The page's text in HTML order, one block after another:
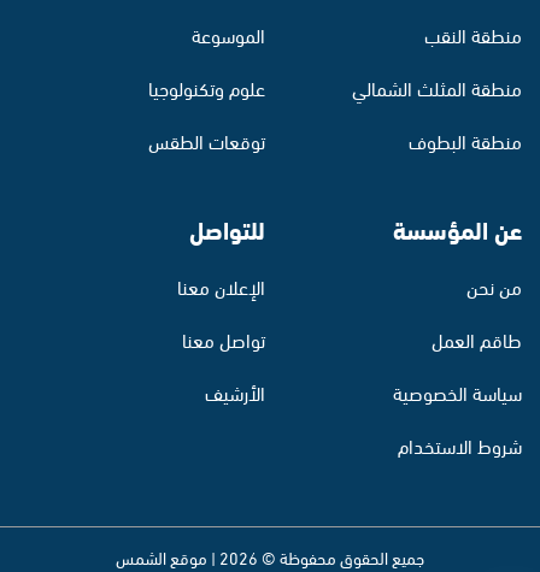
منطقة النقب
منطقة المثلث الشمالي
منطقة البطوف
الموسوعة
علوم وتكنولوجيا
توقعات الطقس
عن المؤسسة
من نحن
طاقم العمل
سياسة الخصوصية
شروط الاستخدام
للتواصل
الإعلان معنا
تواصل معنا
الأرشيف
جميع الحقوق محفوظة © 2026 | موقع الشمس